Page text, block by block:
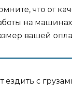
что от
на
вашей
ездить с